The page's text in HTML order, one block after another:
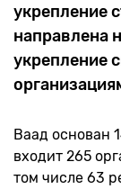
укрепление
направлена
укрепление
Ваад основан
входит 265
том числе 63